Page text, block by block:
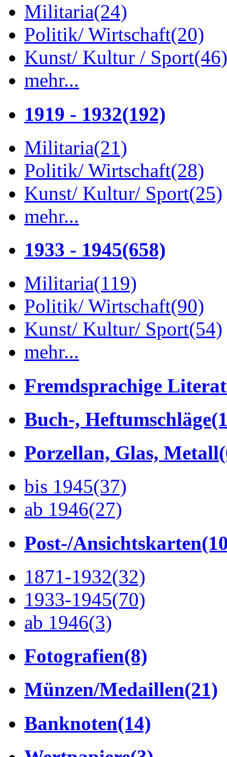
Militaria(24)
Politik/ Wirtschaft(20)
Kunst/ Kultur / Sport(46)
mehr...
1919 - 1932(192)
Militaria(21)
Politik/ Wirtschaft(28)
Kunst/ Kultur/ Sport(25)
mehr...
1933 - 1945(658)
Militaria(119)
Politik/ Wirtschaft(90)
Kunst/ Kultur/ Sport(54)
mehr...
Fremdsprachige
Buch-, Heftumschläge
Porzellan, Glas, Metall
bis 1945(37)
ab 1946(27)
Post-/Ansichtskarten
1871-1932(32)
1933-1945(70)
ab 1946(3)
Fotografien(8)
Münzen/Medaillen(21)
Banknoten(14)